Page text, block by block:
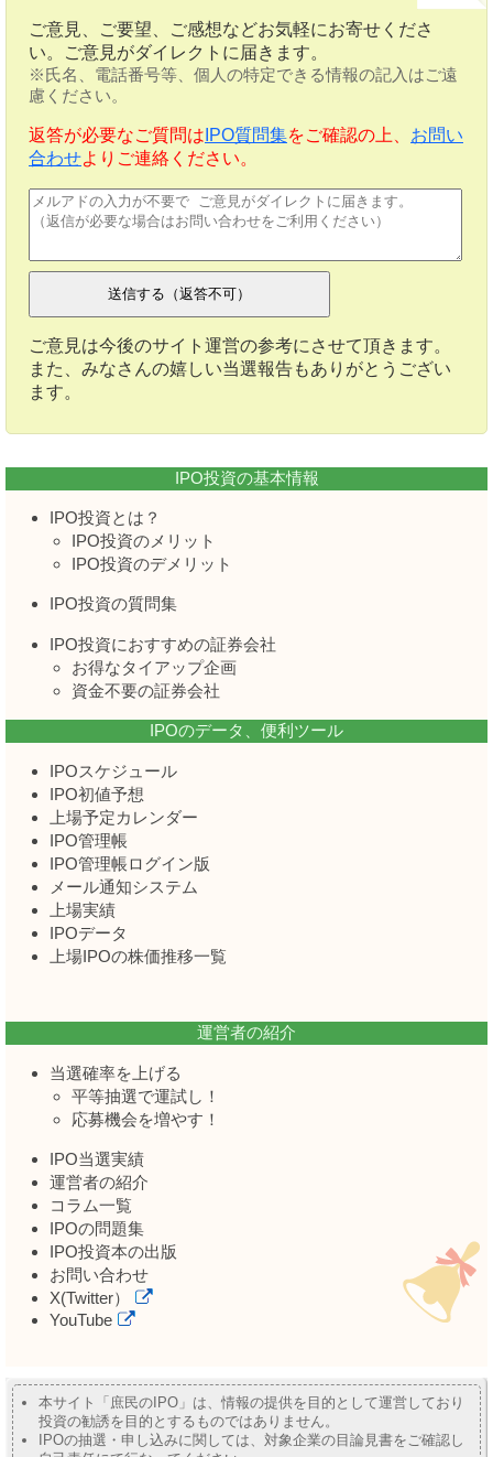
ご意見、ご要望、ご感想などお気軽にお寄せくださ
い。ご意見がダイレクトに届きます。
※氏名、電話番号等、個人の特定できる情報の記入はご遠
慮ください。
返答が必要なご質問は IPO質問集をご確認の上、 お問い
合わせよりご連絡ください。
ご意見は今後のサイト運営の参考にさせて頂きます。
また、みなさんの嬉しい当選報告もありがとうござい
ます。
IPO投資の基本情報
IPO投資とは？
IPO投資のメリット
IPO投資のデメリット
IPO投資の質問集
IPO投資におすすめの証券会社
お得なタイアップ企画
資金不要の証券会社
IPOのデータ、便利ツール
IPOスケジュール
IPO初値予想
上場予定カレンダー
IPO管理帳
IPO管理帳ログイン版
メール通知システム
上場実績
IPOデータ
上場IPOの株価推移一覧
運営者の紹介
当選確率を上げる
平等抽選で運試し！
応募機会を増やす！
IPO当選実績
運営者の紹介
コラム一覧
IPOの問題集
IPO投資本の出版
お問い合わせ
X(Twitter）
YouTube
本サイト「庶民のIPO」は、情報の提供を目的として運営しており
投資の勧誘を目的とするものではありません。
IPOの抽選・申し込みに関しては、対象企業の目論見書をご確認し